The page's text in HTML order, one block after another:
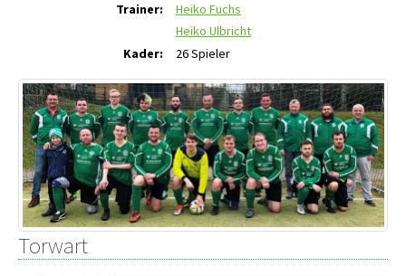
Trainer:
Heiko Fuchs
Heiko Ulbricht
Kader:
26 Spieler
Torwart